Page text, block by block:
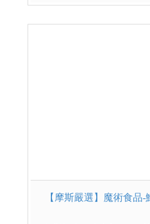
【摩斯嚴選】魔術食品